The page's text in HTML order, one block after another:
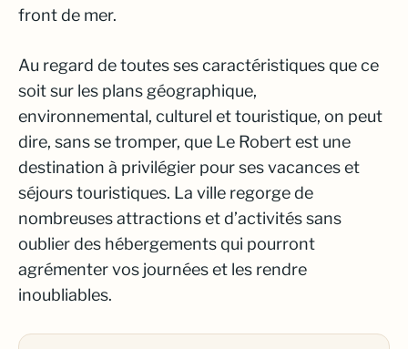
front de mer.
Au regard de toutes ses caractéristiques que ce
soit sur les plans géographique,
environnemental, culturel et touristique, on peut
dire, sans se tromper, que Le Robert est une
destination à privilégier pour ses vacances et
séjours touristiques. La ville regorge de
nombreuses attractions et d’activités sans
oublier des hébergements qui pourront
agrémenter vos journées et les rendre
inoubliables.